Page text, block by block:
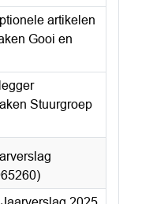
artikelen
Gooi en
Stuurgroep